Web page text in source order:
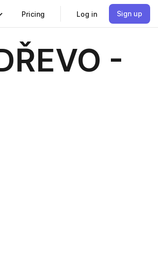
Pricing Log in Sign up
-